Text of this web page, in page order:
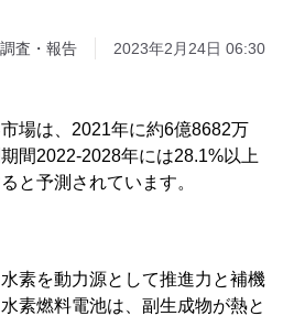
調査・報告 2023年2月24日 06:30
場は、2021年に約6億8682万
間2022-2028年には28.1%以上
と予測されています。
素を動力源として推進力と補機
素燃料電池は、副生成物が熱と